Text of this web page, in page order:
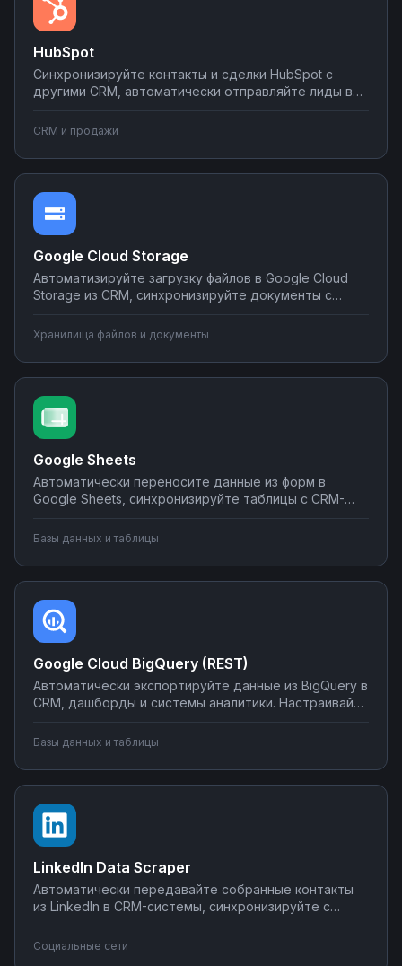
HubSpot
Синхронизируйте контакты и сделки HubSpot с
другими CRM, автоматически отправляйте лиды в
в планировщиках при изменении статуса сделки.
Настраивайте двусторонний обмен данными без
программирования на платформе Nodul.
CRM и продажи
Google Cloud Storage
Автоматизируйте загрузку файлов в Google Cloud
Storage из CRM, синхронизируйте документы с
уведомления о новых файлах в мессенджеры.
Создавайте интеграции облачного хранилища без
программирования на Nodul.
Хранилища файлов и документы
Google Sheets
Автоматически переносите данные из форм в
Google Sheets, синхронизируйте таблицы с CRM-
почте или в мессенджеры. Настраивайте
простых сценариев до сложной автоматизации
аналитики.
Базы данных и таблицы
Google Cloud BigQuery (REST)
Автоматически экспортируйте данные из BigQuery в
CRM, дашборды и системы аналитики. Настраивайте
метрики с внешними сервисами, создавайте
Управляйте интеграциями BigQuery без SQL-
программирования.
Базы данных и таблицы
LinkedIn Data Scraper
Автоматически передавайте собранные контакты
из LinkedIn в CRM-системы, синхронизируйте с
продаж. Настройте интеграции LinkedIn Data Scraper
Социальные сети